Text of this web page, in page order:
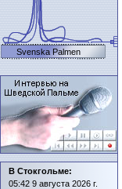
Svenska Palmen
В Стокгольме:
05:42 9 августа 2026 г.